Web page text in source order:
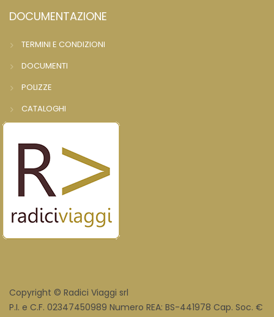
DOCUMENTAZIONE
TERMINI E CONDIZIONI
DOCUMENTI
POLIZZE
CATALOGHI
Copyright © Radici Viaggi srl
P.I. e C.F. 02347450989 Numero REA: BS-441978 Cap. Soc. €